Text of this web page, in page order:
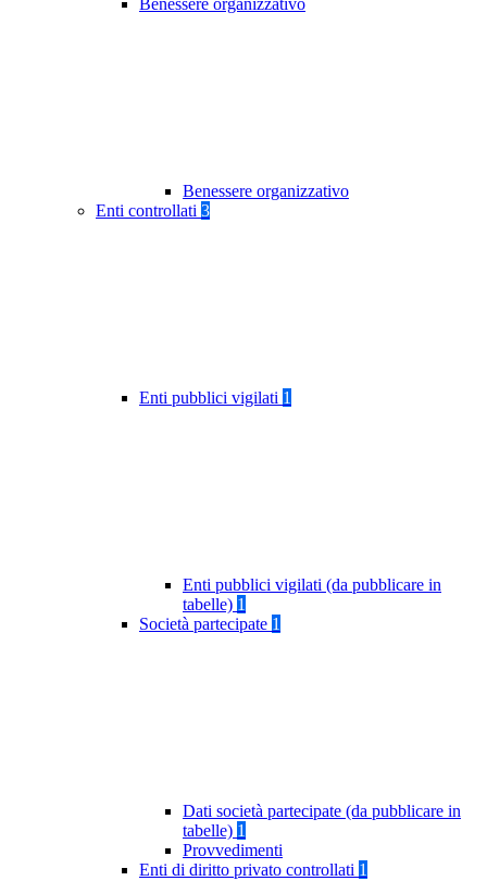
Benessere organizzativo
Benessere organizzativo
Enti controllati 3
Enti pubblici vigilati 1
Enti pubblici vigilati (da pubblicare in
tabelle) 1
Società partecipate 1
Dati società partecipate (da pubblicare in
tabelle) 1
Provvedimenti
Enti di diritto privato controllati 1